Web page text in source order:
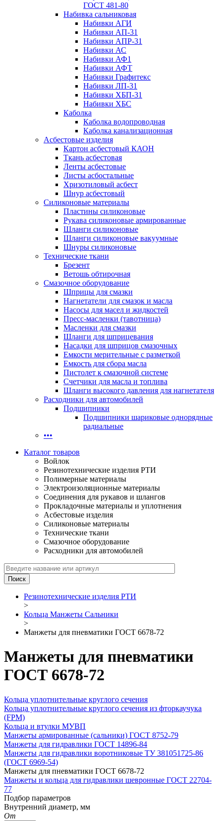
ГОСТ 481-80
Набивка сальниковая
Набивки АГИ
Набивки АП-31
Набивки АПР-31
Набивки АС
Набивки АФ1
Набивки АФТ
Набивки Графитекс
Набивки ЛП-31
Набивки ХБП-31
Набивки ХБС
Каболка
Каболка водопроводная
Каболка канализационная
Асбестовые изделия
Картон асбестовый КАОН
Ткань асбестовая
Ленты асбестовые
Листы асбостальные
Хризотиловый асбеcт
Шнур асбестовый
Силиконовые материалы
Пластины силиконовые
Рукава силиконовые армированные
Шланги силиконовые
Шланги силиконовые вакуумные
Шнуры силиконовые
Технические ткани
Брезент
Ветошь обтирочная
Смазочное оборудование
Шприцы для смазки
Нагнетатели для смазок и масла
Насосы для масел и жидкостей
Пресс-масленки (тавотница)
Масленки для смазки
Шланги для шприцевания
Насадки для шприцов смазочных
Емкости мерительные с разметкой
Емкость для сбора масла
Пистолет к смазочной системе
Счетчики для масла и топлива
Шланги высокого давления для нагнетателя
Расходники для автомобилей
Подшипники
Подшипники шариковые однорядные
радиальные
•••
Каталог товаров
Войлок
Резинотехнические изделия РТИ
Полимерные материалы
Электроизоляционные материалы
Соединения для рукавов и шлангов
Прокладочные материалы и уплотнения
Асбестовые изделия
Силиконовые материалы
Технические ткани
Смазочное оборудование
Расходники для автомобилей
Резинотехнические изделия РТИ
>
Кольца Манжеты Сальники
>
Манжеты для пневматики ГОСТ 6678-72
Манжеты для пневматики
ГОСТ 6678-72
Кольца уплотнительные круглого сечения
Кольца уплотнительные круглого сечения из фторкаучука
(FPM)
Кольца и втулки МУВП
Манжеты армированные (сальники) ГОСТ 8752-79
Манжеты для гидравлики ГОСТ 14896-84
Манжеты для гидравлики воротниковые ТУ 381051725-86
(ГОСТ 6969-54)
Манжеты для пневматики ГОСТ 6678-72
Манжеты и кольца для гидравлики шевронные ГОСТ 22704-
77
Подбор параметров
Внутренний диаметр, мм
От